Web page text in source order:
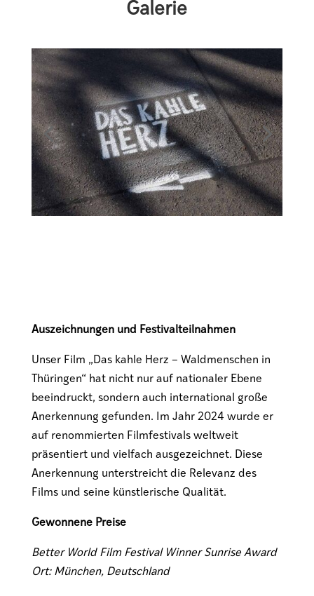
Galerie
Auszeichnungen und Festivalteilnahmen
Unser Film „Das kahle Herz – Waldmenschen in
Thüringen“ hat nicht nur auf nationaler Ebene
beeindruckt, sondern auch international große
Anerkennung gefunden. Im Jahr 2024 wurde er
auf renommierten Filmfestivals weltweit
präsentiert und vielfach ausgezeichnet. Diese
Anerkennung unterstreicht die Relevanz des
Films und seine künstlerische Qualität.
Gewonnene Preise
Better World Film Festival Winner Sunrise Award
Ort: München, Deutschland